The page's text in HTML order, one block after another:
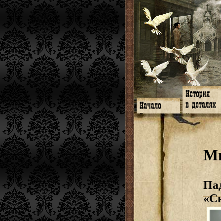
Главная
Программа
Форум
Facebook
Гостевая
Книги
Галереи
Музыка
Видео
Субтитры
Заметки
Мысли